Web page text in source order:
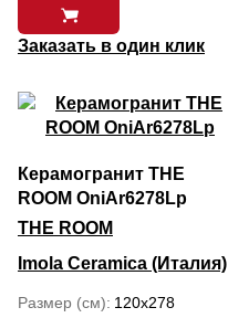
Заказать в один клик
Керамогранит THE
ROOM OniAr6278Lp
THE ROOM
Imola Ceramica (Италия)
Размер (см) 120x278